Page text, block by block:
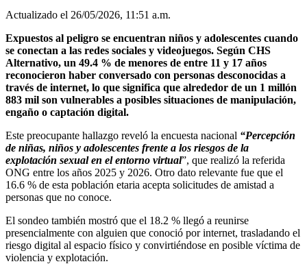
Actualizado el 26/05/2026, 11:51 a.m.
Expuestos al peligro se encuentran niños y adolescentes cuando
se conectan a las redes sociales y videojuegos. Según CHS
Alternativo, un 49.4 % de menores de entre 11 y 17 años
reconocieron haber conversado con personas desconocidas a
través de internet, lo que significa que alrededor de un 1 millón
883 mil son vulnerables a posibles situaciones de manipulación,
engaño o captación digital.
Este preocupante hallazgo reveló la encuesta nacional “Percepción
de niñas, niños y adolescentes frente a los riesgos de la
explotación sexual en el entorno virtual”, que realizó la referida
ONG entre los años 2025 y 2026. Otro dato relevante fue que el
16.6 % de esta población etaria acepta solicitudes de amistad a
personas que no conoce.
El sondeo también mostró que el 18.2 % llegó a reunirse
presencialmente con alguien que conoció por internet, trasladando el
riesgo digital al espacio físico y convirtiéndose en posible víctima de
violencia y explotación.